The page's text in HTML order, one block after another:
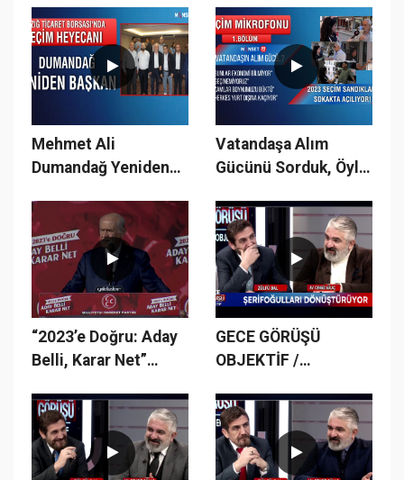
#milletittifakı
#cumhurittifakı
Mehmet Ali
Dumandağ Yeniden
Vatandaşa Alım
Gücünü Sorduk, Öyle
“2023’e Doğru: Aday
Belli, Karar Net”
GECE GÖRÜŞÜ
OBJEKTİF /